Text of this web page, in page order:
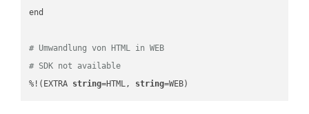
end
# Umwandlung von HTML in WEB
# SDK not available
%!(EXTRA string=HTML, string=WEB)